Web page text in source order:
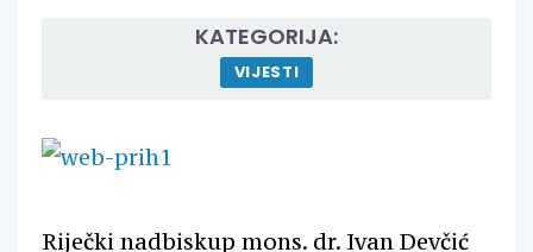
KATEGORIJA:
VIJESTI
Riječki nadbiskup mons. dr. Ivan Devčić